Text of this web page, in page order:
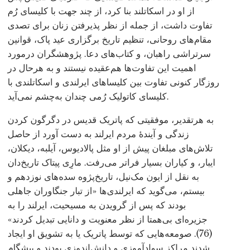
از او در اسکاتلند بنا کرد، از چند جهت با کلیسای رُم
تفاوت داشت، از جمله از نظر پذیرفتن زنان برای تصدی
مقام‌های روحانی، تنظیم تاریخ برگزاری عید پاک، قوانین
سرتراشی راهبان، و کتاب‌های دعا. پژوهشگران درمورد
اهمیت این تفاوت‌ها هم‌عقیده نیستند و به هرحال در
روزگار کنونی تفاوت بین کلیساهای ایرلندی و اسکاتلندی با
کلیسای کاتولیک رُمی چندان به‌چشم نمی‌آید.
به هرتقدیر، موفقیتی که پاتریک قدیس در دگرگون کردن
زندگی و آیندۀ مردم ایرلند به دست آورد از حاصل
تلاش‌های مبلغان پیش از او مثل پالادیوس، آیلبه، دیکلان،
ایبار، و کیاران بسیار فراتر می‌رفت. مارِی پیتاک تاریخ‌دان
به نقل از ایون مک‌نیل، تاریخ‌پژوه سده‌های نوزدهم و
بیستم، می‌گوید که ایرلندی‌ها «از تبار جنگاوران جاهلی
بودند که پس از گرویدن به مسیحیت، ایرلند را به
جزیره‌ای بی‌همتا از نظر معنویت و دانایی تبدیل کردند»
(76). صومعه‌هایی که توسط پاتریک یا به تشویق او ایجاد